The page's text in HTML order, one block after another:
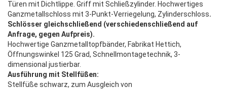
Türen mit Dichtlippe. Griff mit Schließzylinder. Hochwertiges
Ganzmetallschloss mit 3-Punkt-Verriegelung, Zylinderschloss.
Schlösser gleichschließend (verschiedenschließend auf
Anfrage, gegen Aufpreis).
Hochwertige Ganzmetalltopfbänder, Fabrikat Hettich,
Öffnungswinkel 125 Grad, Schnellmontagetechnik, 3-
dimensional justierbar.
Ausführung mit Stellfüßen:
Stellfüße schwarz, zum Ausgleich von